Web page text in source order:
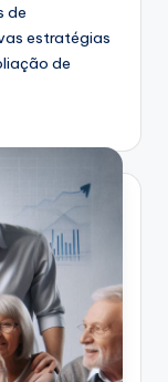
de
estratégias
de